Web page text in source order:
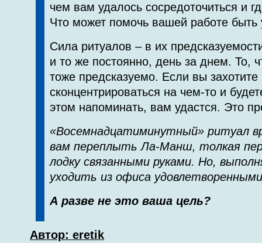
чем вам удалось сосредоточиться и
Что может помочь вашей работе быть
Сила ритуалов – в их
и то же постоянно, день за днем. То,
тоже предсказуемо. Если вы захотите
сконцентрироваться на чем-то и
этом напоминать, вам удастся. Это
«Восемнадцатиминутный» ритуал
вам переплыть Ла-Манш, толкая
лодку связанными руками. Но,
уходить из офиса
А разве не это ваша цель?
Автор: eretik